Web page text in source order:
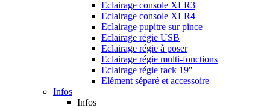
Eclairage console XLR3
Eclairage console XLR4
Eclairage pupitre sur pince
Eclairage régie USB
Eclairage régie à poser
Eclairage régie multi-fonctions
Eclairage régie rack 19''
Elément séparé et accessoire
Infos
Infos